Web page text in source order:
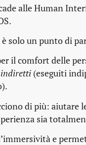
alle Human
è solo un punto di
il comfort delle
(eseguiti
di più:
sia
e